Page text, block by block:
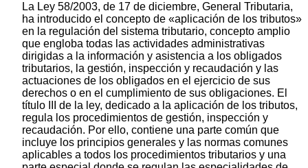
La Ley 58/2003, de 17 de diciembre, General Tributaria,
ha introducido el concepto de «aplicación de los tributos»
en la regulación del sistema tributario, concepto amplio
que engloba todas las actividades administrativas
dirigidas a la información y asistencia a los obligados
tributarios, la gestión, inspección y recaudación y las
actuaciones de los obligados en el ejercicio de sus
derechos o en el cumplimiento de sus obligaciones. El
título III de la ley, dedicado a la aplicación de los tributos,
regula los procedimientos de gestión, inspección y
recaudación. Por ello, contiene una parte común que
incluye los principios generales y las normas comunes
aplicables a todos los procedimientos tributarios y una